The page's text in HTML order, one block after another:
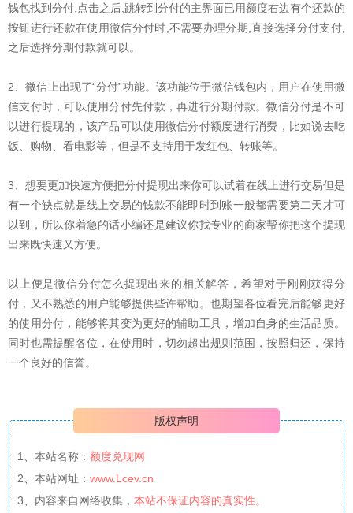
钱包找到分付,点击之后,跳转到分付的主界面已用额度右边有个还款的
按钮进行还款在使用微信分付时,不需要办理分期,直接选择分付支付,
之后选择分期付款就可以。
2、微信上出现了“分付”功能。该功能位于微信钱包内，用户在使用微
信支付时，可以使用分付先付款，再进行分期付款。微信分付是不可
以进行提现的，该产品可以使用微信分付额度进行消费，比如说去吃
饭、购物、看电影等，但是不支持用于发红包、转账等。
3、想要更加快速方便把分付提现出来你可以试着在线上进行交易但是
有一个缺点就是线上交易的钱款不能即时到账一般都需要第二天才可
以到，所以你着急的话小编还是建议你找专业的商家帮你把这个提现
出来既快速又方便。
以上便是微信分付怎么提现出来的相关解答，希望对于刚刚获得分
付，又不熟悉的用户能够提供些许帮助。也期望各位看完后能够更好
的使用分付，能够将其变为更好的辅助工具，增加自身的生活品质。
同时也需提醒各位，在使用时，切勿超出规则范围，按照归还，保持
一个良好的信誉。
版权声明
1、本站名称：额度兑现网
2、本站网址：www.Lcev.cn
3、内容来自网络收集，本站不保证内容的真实性。